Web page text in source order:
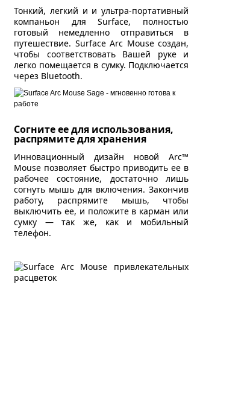
Тонкий, легкий и и ультра-портативный
компаньон для Surface, полностью
готовый немедленно отправиться в
путешествие. Surface Arc Mouse создан,
чтобы соответствовать Вашей руке и
легко помещается в сумку. Подключается
через Bluetooth.
Согните ее для использования,
распрямите для хранения
Инновационный дизайн новой Arc™
Mouse позволяет быстро приводить ее в
рабочее состояние, достаточно лишь
согнуть мышь для включения. Закончив
работу, распрямите мышь, чтобы
выключить ее, и положите в карман или
сумку — так же, как и мобильный
телефон.